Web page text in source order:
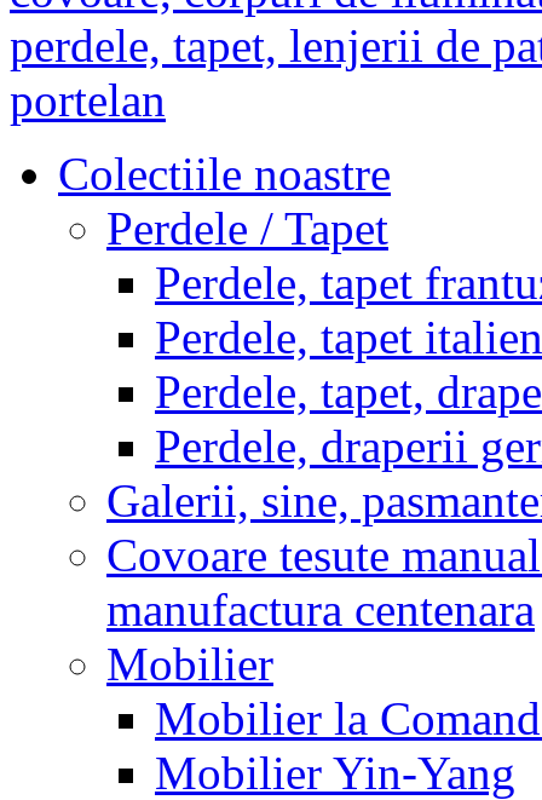
Colectiile noastre
Perdele / Tapet
Perdele, tapet
Perdele, tapet
Perdele, tapet,
Perdele, draperii
Galerii, sine,
Covoare tesute
manufactura centenara
Mobilier
Mobilier la
Mobilier Yin-Yang